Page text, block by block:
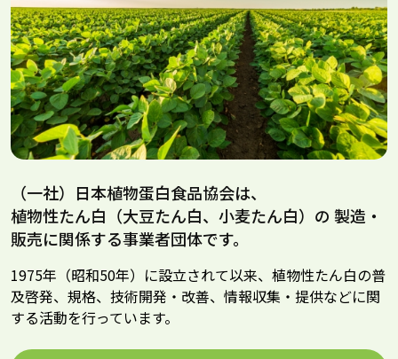
（一社）日本植物蛋白食品協会は、
植物性たん白（大豆たん白、小麦たん白）の 製造・
販売に関係する事業者団体です。
1975年（昭和50年）に設立されて以来、植物性たん白の普
及啓発、規格、技術開発・改善、情報収集・提供などに関
する活動を行っています。